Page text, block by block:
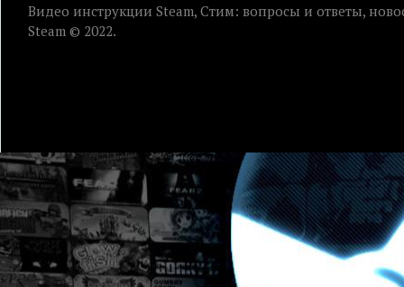
Видео инструкции Steam, Стим: вопросы и ответы,
Steam © 2022.